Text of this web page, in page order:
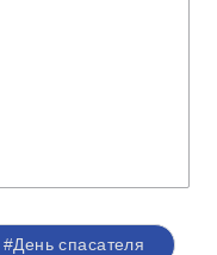
#День спасателя